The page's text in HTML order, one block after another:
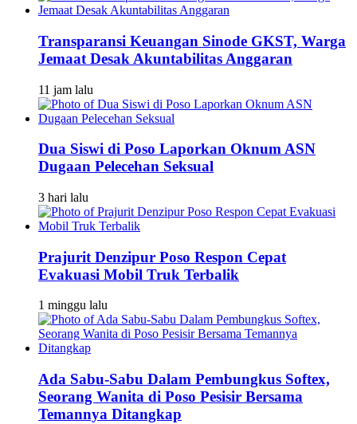
Transparansi Keuangan Sinode GKST, Warga
Jemaat Desak Akuntabilitas Anggaran
11 jam lalu
Dua Siswi di Poso Laporkan Oknum ASN
Dugaan Pelecehan Seksual
3 hari lalu
Prajurit Denzipur Poso Respon Cepat
Evakuasi Mobil Truk Terbalik
1 minggu lalu
Ada Sabu-Sabu Dalam Pembungkus Softex,
Seorang Wanita di Poso Pesisir Bersama
Temannya Ditangkap